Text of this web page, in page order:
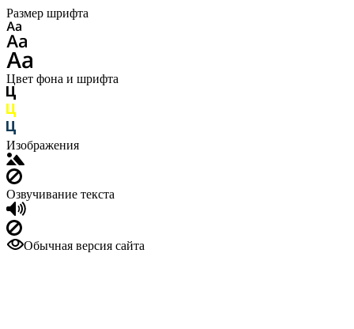
Размер шрифта
Цвет фона и шрифта
Изображения
Озвучивание текста
Обычная версия сайта